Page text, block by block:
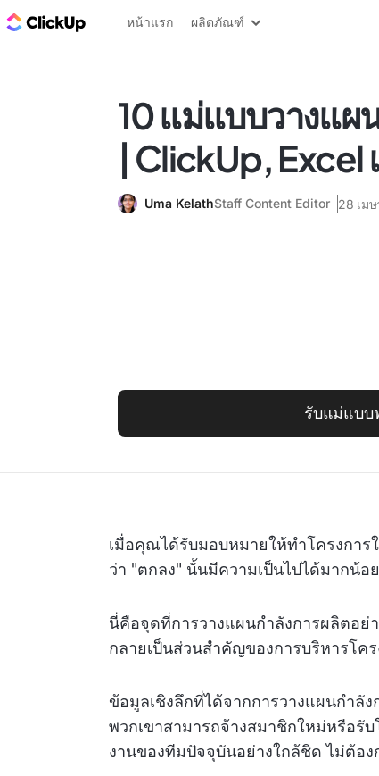
บล็อก ClickUp
หน้าแรก ผลิตภัณฑ์
10 แม่แบบวางแ
| ClickUp, Excel
Uma KelathStaff Content Editor 28 เม
รับแม่แบบ
เมื่อคุณได้รับมอบหมายให้ทำโครงกา
ว่า "ตกลง" นั้นมีความเป็นไปได้มากน้
นี่คือจุดที่การวางแผนกำลังการผลิตอย่
กลายเป็นส่วนสำคัญของการบริหารโค
ข้อมูลเชิงลึกที่ได้จากการวางแผนกำลั
พวกเขาสามารถจ้างสมาชิกใหม่หรือ
งานของทีมปัจจุบันอย่างใกล้ชิด ไม่ต้อ